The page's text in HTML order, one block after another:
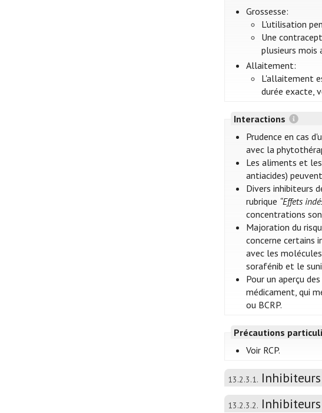
Grossesse:
L'utilisation
Une
plusieurs mois
Allaitement:
L'allaitement
durée exacte,
Interactions
Prudence en cas
avec la
Les aliments et
antiacides)
Divers inhibiteurs
rubrique “Effets
concentrations
Majoration du
concerne certains
avec les
sorafénib et le
Pour un aperçu
médicament, qui
ou BCRP.
Précautions
Voir RCP.
13.2.3.1. Inhibiteurs
13.2.3.2. Inhibiteurs